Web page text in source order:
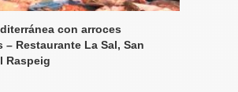
con arroces
Restaurante La Sal, San
Raspeig